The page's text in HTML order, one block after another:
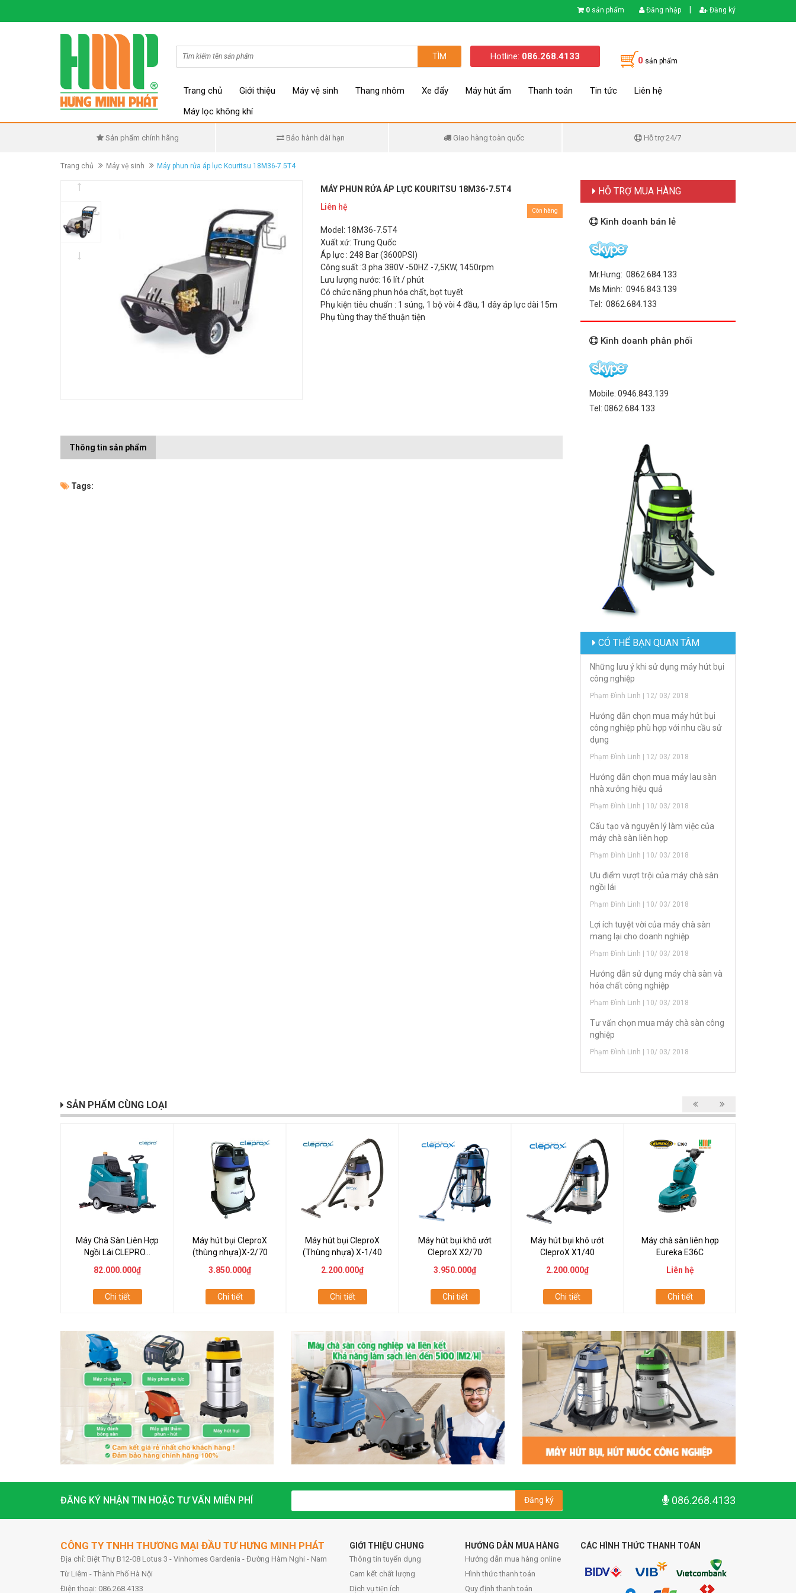
0 sản phẩm Đăng nhập Đăng ký
TÌM Hotline: 086.268.4133 0 sản phẩm
Trang chủ Giới thiệu Máy vệ sinh Thang nhôm Xe đẩy Máy hút ẩm Thanh toán Tin tức
Liên hệ
Máy lọc không khí
Sản phẩm chính hãng Bảo hành dài hạn Giao hàng toàn quốc Hỗ trợ 24/7
Trang chủ Máy vệ sinh Máy phun rửa áp lực Kouritsu 18M36-7.5T4
MÁY PHUN RỬA ÁP LỰC KOURITSU 18M36-7.5T4
Liên hệ
Còn hàng
Model: 18M36-7.5T4
Xuất xứ: Trung Quốc
Áp lực : 248 Bar (3600PSI)
Công suất :3 pha 380V -50HZ -7,5KW, 1450rpm
Lưu lượng nước: 16 lít / phút
Có chức năng phun hóa chất, bọt tuyết
Phụ kiện tiêu chuẩn : 1 súng, 1 bộ vòi 4 đầu, 1 dây áp lực dài 15m
Phụ tùng thay thế thuận tiện
Thông tin sản phẩm
Tags:
HỖ TRỢ MUA HÀNG
Kinh doanh bán lẻ
Mr.Hưng: 0862.684.133
Ms Minh: 0946.843.139
Tel: 0862.684.133
Kinh doanh phân phối
Mobile: 0946.843.139
Tel: 0862.684.133
CÓ THỂ BẠN QUAN TÂM
Những lưu ý khi sử dụng máy hút bụi
công nghiệp
Phạm Đình Linh | 12/ 03/ 2018
Hướng dẫn chọn mua máy hút bụi
công nghiệp phù hợp với nhu cầu sử
dụng
Phạm Đình Linh | 12/ 03/ 2018
Hướng dẫn chọn mua máy lau sàn
nhà xưởng hiệu quả
Phạm Đình Linh | 10/ 03/ 2018
Cấu tạo và nguyên lý làm việc của
máy chà sàn liên hợp
Phạm Đình Linh | 10/ 03/ 2018
Ưu điểm vượt trội của máy chà sàn
ngồi lái
Phạm Đình Linh | 10/ 03/ 2018
Lợi ích tuyệt vời của máy chà sàn
mang lại cho doanh nghiệp
Phạm Đình Linh | 10/ 03/ 2018
Hướng dẫn sử dụng máy chà sàn và
hóa chất công nghiệp
Phạm Đình Linh | 10/ 03/ 2018
Tư vấn chọn mua máy chà sàn công
nghiệp
Phạm Đình Linh | 10/ 03/ 2018
SẢN PHẨM CÙNG LOẠI
Máy Chà Sàn Liên Hợp
Ngồi Lái CLEPRO...
82.000.000₫
Chi tiết
Máy hút bụi CleproX
(thùng nhựa)X-2/70
3.850.000₫
Chi tiết
Máy hút bụi CleproX
(Thùng nhựa) X-1/40
2.200.000₫
Chi tiết
Máy hút bụi khô ướt
CleproX X2/70
3.950.000₫
Chi tiết
Máy hút bụi khô ướt
CleproX X1/40
2.200.000₫
Chi tiết
Máy chà sàn liên hợp
Eureka E36C
Liên hệ
Chi tiết
ĐĂNG KÝ NHẬN TIN HOẶC TƯ VẤN MIỄN PHÍ Đăng ký 086.268.4133
CÔNG TY TNHH THƯƠNG MẠI ĐẦU TƯ HƯNG MINH PHÁT
Địa chỉ: Biệt Thự B12-08 Lotus 3 - Vinhomes Gardenia - Đường Hàm Nghi - Nam
Từ Liêm - Thành Phố Hà Nội
Điện thoại: 086.268.4133
GIỚI THIỆU CHUNG
Thông tin tuyển dụng
Cam kết chất lượng
Dịch vụ tiện ích
HƯỚNG DẪN MUA HÀNG
Hướng dẫn mua hàng online
Hình thức thanh toán
Quy định thanh toán
CÁC HÌNH THỨC THANH TOÁN